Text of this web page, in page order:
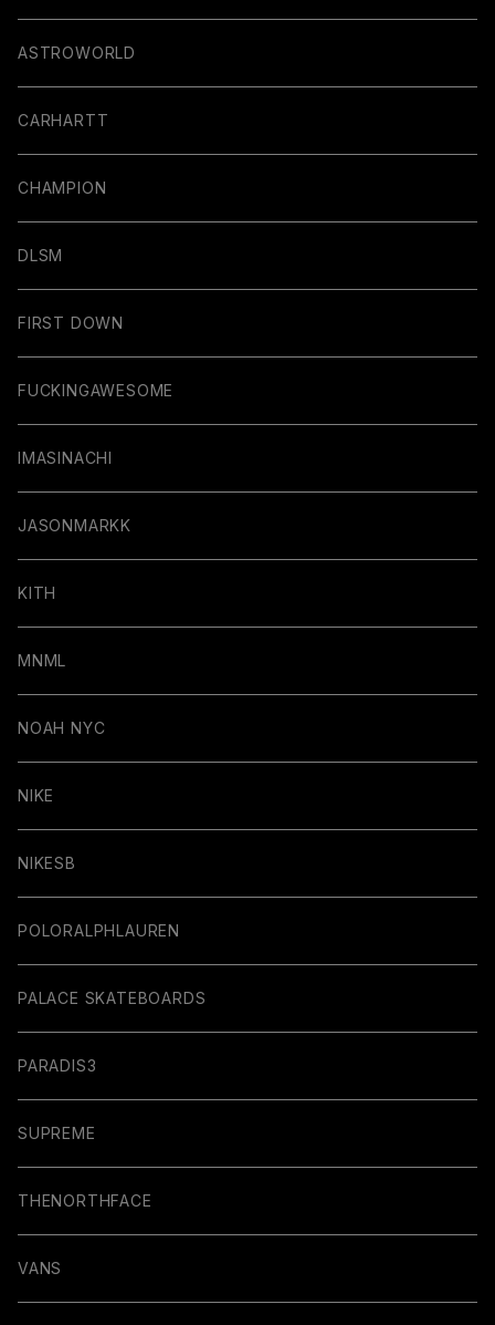
ASTROWORLD
CARHARTT
CHAMPION
DLSM
FIRST DOWN
FUCKINGAWESOME
IMASINACHI
JASONMARKK
KITH
MNML
NOAH NYC
NIKE
NIKESB
POLORALPHLAUREN
PALACE SKATEBOARDS
PARADIS3
SUPREME
THENORTHFACE
VANS